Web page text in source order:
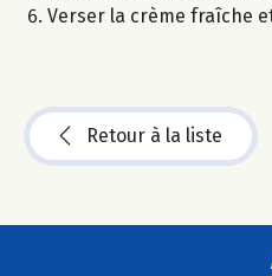
Verser la crème fraîche
Retour à la liste